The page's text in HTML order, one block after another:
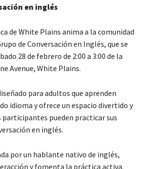
en inglés
de White Plains anima a la comunidad
de Conversación en Inglés, que se
28 de febrero de 2:00 a 3:00 de la
Avenue, White Plains.
para adultos que aprenden
idioma y ofrece un espacio divertido y
participantes pueden practicar sus
en inglés.
por un hablante nativo de inglés,
y fomenta la práctica activa.